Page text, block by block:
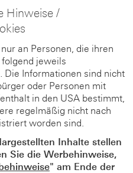
Hinweise /
an Personen, die ihren
jeweils
Die Informationen sind nicht
oder Personen mit
in den USA bestimmt,
regelmäßig nicht nach
worden sind.
Inhalte stellen
Sie die Werbehinweise,
" am Ende der